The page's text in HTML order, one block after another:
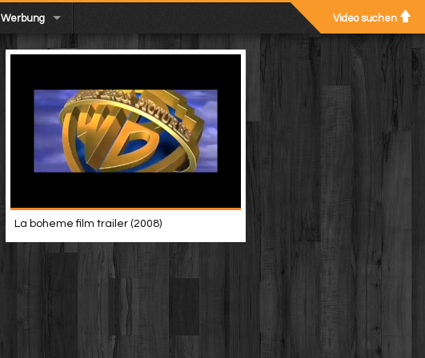
Werbung Video suchen
La boheme film trailer (2008)